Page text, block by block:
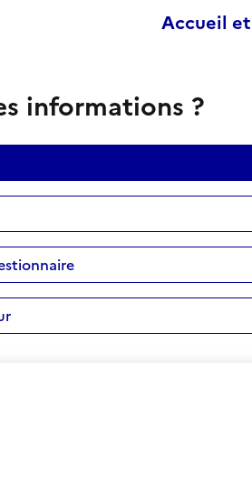
Accueil
informations ?